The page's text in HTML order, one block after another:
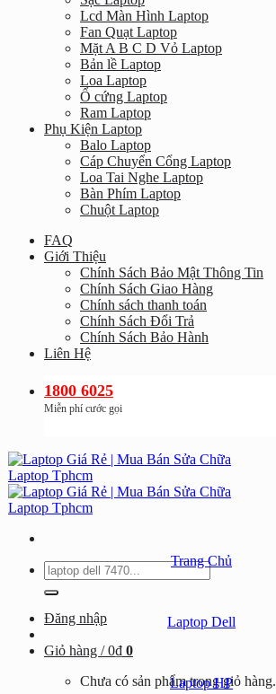
Lcd Màn Hình Laptop
Fan Quạt Laptop
Mặt A B C D Vỏ Laptop
Bản lề Laptop
Loa Laptop
Ổ cứng Laptop
Ram Laptop
Phụ Kiện Laptop
Balo Laptop
Cáp Chuyển Cổng Laptop
Loa Tai Nghe Laptop
Bàn Phím Laptop
Chuột Laptop
FAQ
Giới Thiệu
Chính Sách Bảo Mật Thông Tin
Chính Sách Giao Hàng
Chính sách thanh toán
Chính Sách Đổi Trả
Chính Sách Bảo Hành
Liên Hệ
1800 6025
Miễn phí cước gọi
Tìm
kiếm:
Đăng nhập
Giỏ hàng /0₫ 0
Chưa có sản phẩm trong giỏ hàng.
Trang Chủ
Laptop Dell
Laptop HP